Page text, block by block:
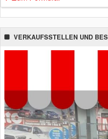
VERKAUFSSTELLEN UND